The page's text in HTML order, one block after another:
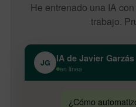
He entrenado una IA
trabajo.
JG IA de Javier Garzás
en línea
¿Cómo